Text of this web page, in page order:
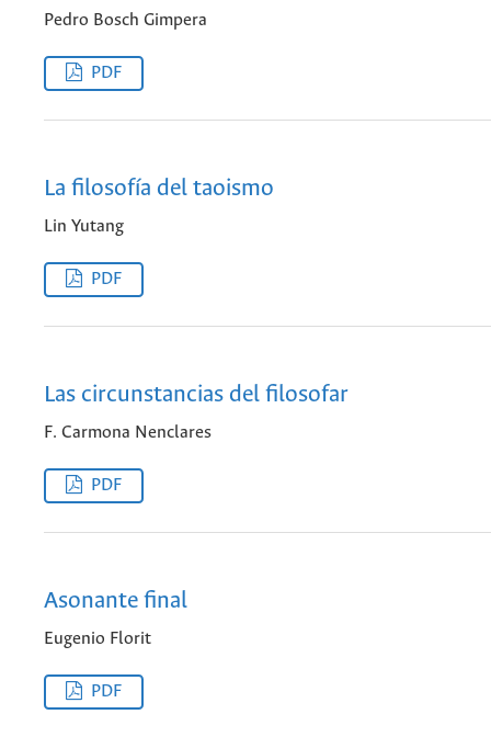
Pedro Bosch Gimpera
PDF
La filosofía del taoismo
Lin Yutang
PDF
Las circunstancias del filosofar
F. Carmona Nenclares
PDF
Asonante final
Eugenio Florit
PDF